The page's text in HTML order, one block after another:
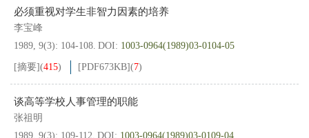
必须重视对学生非智力因素的培养
李宝峰
1989, 9(3): 104-108. DOI: 1003-0964(1989)03-0104-05
[摘要](415) [PDF673KB](7)
谈高等学校人事管理的职能
张祖明
1989, 9(3): 109-112. DOI: 1003-0964(1989)03-0109-04